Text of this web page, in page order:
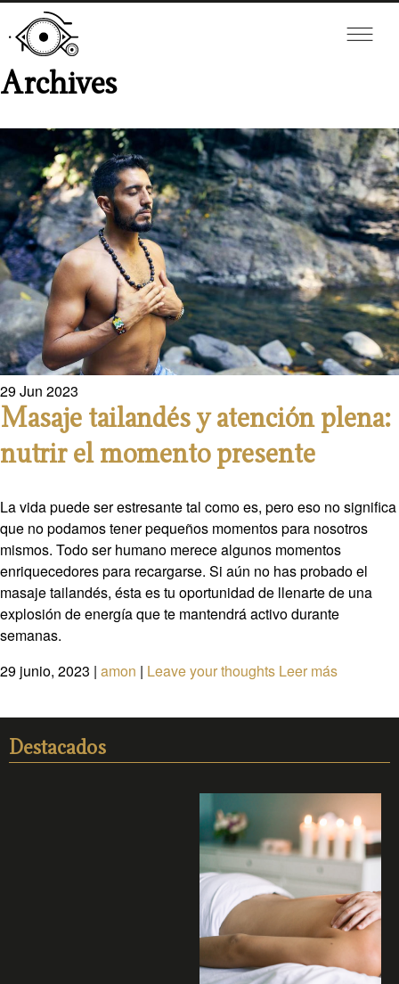
Archives
29Jun 2023
Masaje tailandés y atención plena:
nutrir el momento presente
La vida puede ser estresante tal como es, pero eso no significa
que no podamos tener pequeños momentos para nosotros
mismos. Todo ser humano merece algunos momentos
enriquecedores para recargarse. Si aún no has probado el
masaje tailandés, ésta es tu oportunidad de llenarte de una
explosión de energía que te mantendrá activo durante
semanas.
29 junio, 2023 | amon | Leave your thoughts Leer más
Destacados